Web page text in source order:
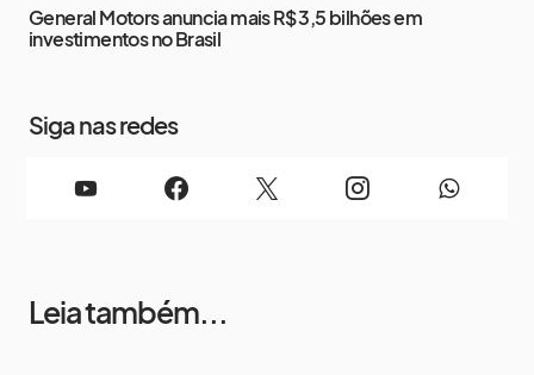
General Motors anuncia mais R$ 3,5 bilhões em
investimentos no Brasil
Siga nas redes
Leia também...